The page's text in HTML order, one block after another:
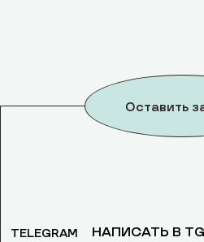
Оставить
TELEGRAM НАПИСАТЬ В TG